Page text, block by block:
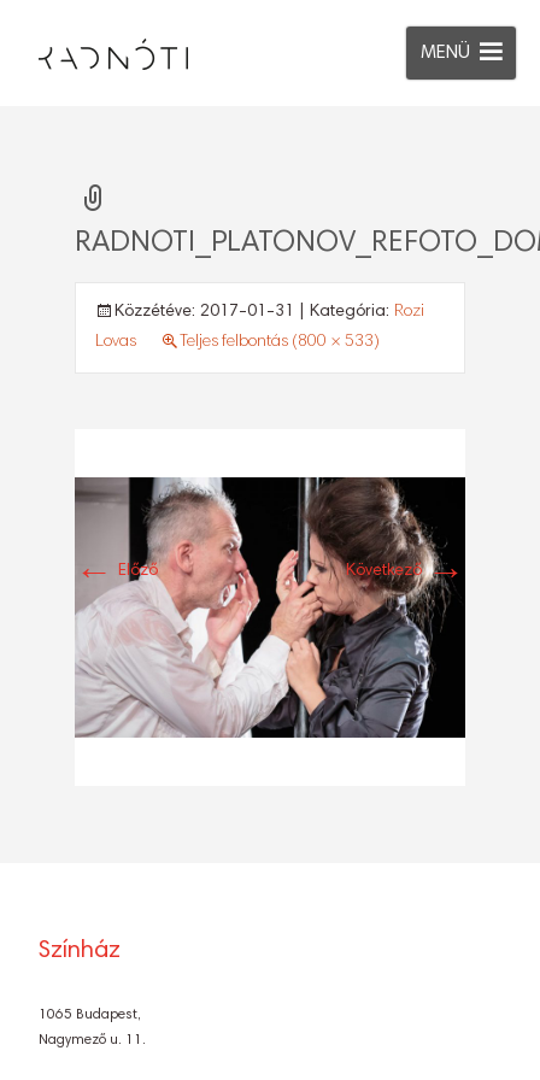
MENÜ
Közzétéve: 2017-01-31 | Kategória: Rozi
Lovas
Teljes felbontás (800 × 533)
← Előző Következő→
Színház
1065 Budapest,
Nagymező u. 11.